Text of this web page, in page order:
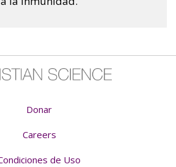
Donar
Careers
de Uso